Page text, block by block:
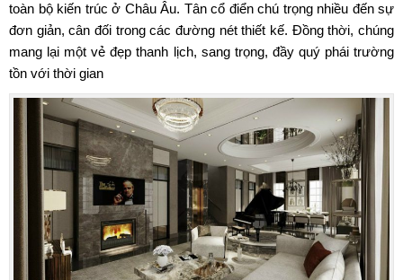
toàn bộ kiến trúc ở Châu Âu. Tân cổ điển chú trọng nhiều đến sự
đơn giản, cân đối trong các đường nét thiết kế. Đồng thời, chúng
mang lại một vẻ đẹp thanh lịch, sang trọng, đầy quý phái trường
tồn với thời gian